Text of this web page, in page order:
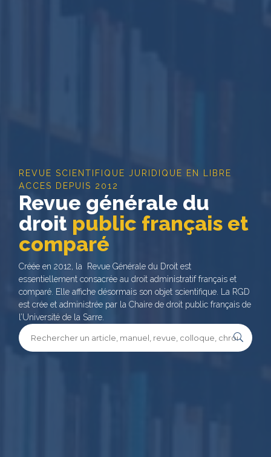
REVUE SCIENTIFIQUE JURIDIQUE EN LIBRE
ACCES DEPUIS 2012
Revue générale du
droit public français et
comparé
Créée en 2012, la Revue Générale du Droit est
essentiellement consacrée au droit administratif français et
comparé. Elle affiche désormais son objet scientifique. La RGD
est crée et administrée par la Chaire de droit public français de
l’Université de la Sarre.